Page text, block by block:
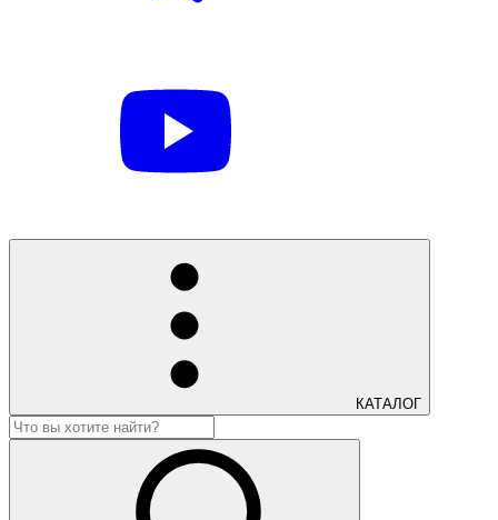
КАТАЛОГ